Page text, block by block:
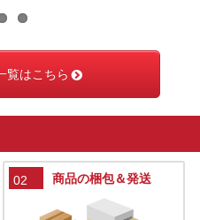
覧はこちら
02 商品の梱包＆発送